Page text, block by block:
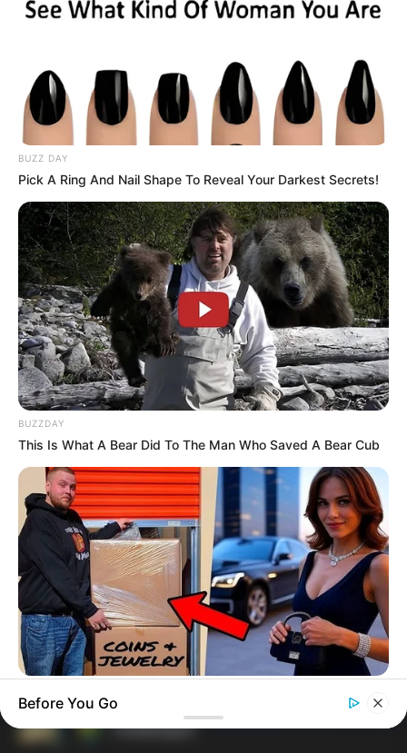
BUZZ DAY
Pick A Ring And Nail Shape To Reveal Your Darkest Secrets!
BUZZDAY
This Is What A Bear Did To The Man Who Saved A Bear Cub
Woman Buys Storage Unit And Becomes An Instant
Millionaire
Before You Go
DIVERSAS
Prefeitura realiza a maior entrega de
motocicletas aos Agentes de Saúde da
história...
Agente de Saúde é indiciada por
falsificar visitas que nunca aconteceram.
Terceiro lote da restituição do IR paga
R$ 4,61 bilhões para 2,7 milhões de
MATÉRIAS EM DESTAQUES
Agente de Saúde é indiciada por
falsificar visitas que nunca aconteceram.
Câmara dos Deputados: anuênios,
triênios, quinquênios, sexta-parte e
licenças-prêmio entram no debate.
promulgar PEC 14 em semana de
mobilização.